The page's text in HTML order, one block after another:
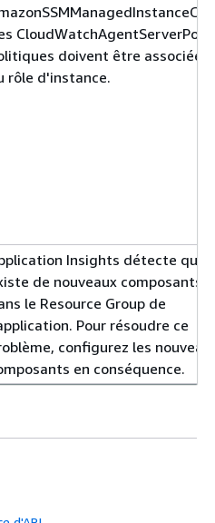
doivent être associées
rôle d'instance.
Insights détecte qu'il
de nouveaux composants
le Resource Group de
Pour résoudre ce
configurez les
en conséquence.